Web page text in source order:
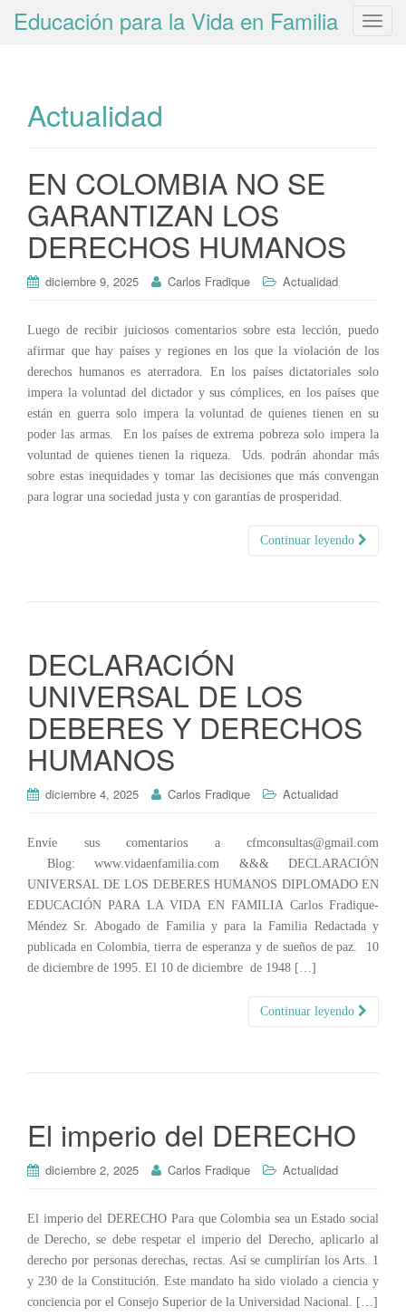
T
n
Educación para la Vida en Familia
Actualidad
EN COLOMBIA NO SE
GARANTIZAN LOS
DERECHOS HUMANOS
diciembre 9, 2025 Carlos Fradique Actualidad
Luego de recibir juiciosos comentarios sobre esta lección, puedo
afirmar que hay países y regiones en los que la violación de los
derechos humanos es aterradora. En los países dictatoriales solo
impera la voluntad del dictador y sus cómplices, en los países que
están en guerra solo impera la voluntad de quienes tienen en su
poder las armas. En los países de extrema pobreza solo impera la
voluntad de quienes tienen la riqueza. Uds. podrán ahondar más
sobre estas inequidades y tomar las decisiones que más convengan
para lograr una sociedad justa y con garantías de prosperidad.
Continuar leyendo
DECLARACIÓN
UNIVERSAL DE LOS
DEBERES Y DERECHOS
HUMANOS
diciembre 4, 2025 Carlos Fradique Actualidad
Envíe sus comentarios a cfmconsultas@gmail.com
Blog: www.vidaenfamilia.com &&& DECLARACIÓN
UNIVERSAL DE LOS DEBERES HUMANOS DIPLOMADO EN
EDUCACIÓN PARA LA VIDA EN FAMILIA Carlos Fradique-
Méndez Sr. Abogado de Familia y para la Familia Redactada y
publicada en Colombia, tierra de esperanza y de sueños de paz. 10
de diciembre de 1995. El 10 de diciembre de 1948 […]
Continuar leyendo
El imperio del DERECHO
diciembre 2, 2025 Carlos Fradique Actualidad
El imperio del DERECHO Para que Colombia sea un Estado social
de Derecho, se debe respetar el imperio del Derecho, aplicarlo al
derecho por personas derechas, rectas. Así se cumplirían los Arts. 1
y 230 de la Constitución. Este mandato ha sido violado a ciencia y
conciencia por el Consejo Superior de la Universidad Nacional. […]